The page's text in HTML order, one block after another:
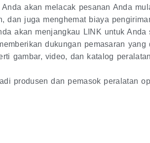
akan melacak pesanan Anda
dan juga menghemat biaya
akan menjangkau LINK untuk Anda
dukungan pemasaran yang
gambar, video, dan katalog
produsen dan pemasok peralatan